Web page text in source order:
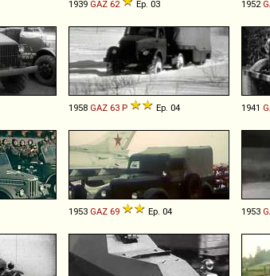
1939 GAZ 62 Ep. 03 1952
1958 GAZ 63 P Ep. 04 1941
1953 GAZ 69 Ep. 04 1953